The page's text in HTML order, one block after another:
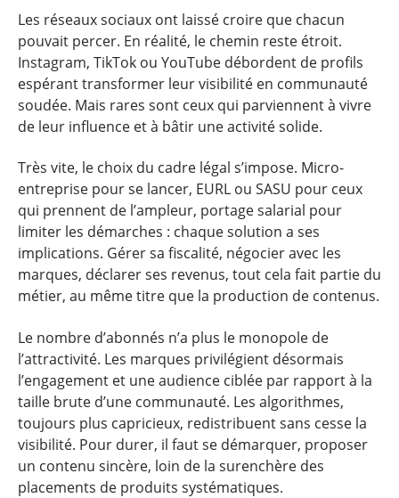
Les réseaux sociaux ont laissé croire que chacun
pouvait percer. En réalité, le chemin reste étroit.
Instagram, TikTok ou YouTube débordent de profils
espérant transformer leur visibilité en communauté
soudée. Mais rares sont ceux qui parviennent à vivre
de leur influence et à bâtir une activité solide.
Très vite, le choix du cadre légal s’impose. Micro-
entreprise pour se lancer, EURL ou SASU pour ceux
qui prennent de l’ampleur, portage salarial pour
limiter les démarches : chaque solution a ses
implications. Gérer sa fiscalité, négocier avec les
marques, déclarer ses revenus, tout cela fait partie du
métier, au même titre que la production de contenus.
Le nombre d’abonnés n’a plus le monopole de
l’attractivité. Les marques privilégient désormais
l’engagement et une audience ciblée par rapport à la
taille brute d’une communauté. Les algorithmes,
toujours plus capricieux, redistribuent sans cesse la
visibilité. Pour durer, il faut se démarquer, proposer
un contenu sincère, loin de la surenchère des
placements de produits systématiques.